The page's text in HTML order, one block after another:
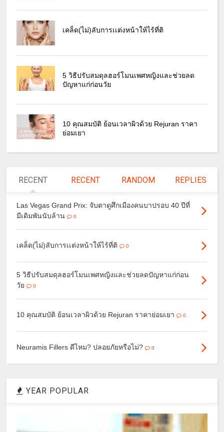
เคล็ด(ไม่)ลับการเเต่งหน้าให้ไร้ที่ติ
5 วิธีปรับสมดุลฮอร์โมนเพศหญิงและช่วยลด
ปัญหาแก่ก่อนวัย
10 คุณสมบัติ ย้อนเวลาผิวด้วย Rejuran ราคา
ย่อมเยา
RECENT RECENT RANDOM REPLIES
Las Vegas Grand Prix: จับตาดูศึกเมืองคนบาปรอบ 40 ปีที่
มีเดิมพันนับล้าน
0
เคล็ด(ไม่)ลับการเเต่งหน้าให้ไร้ที่ติ 0
5 วิธีปรับสมดุลฮอร์โมนเพศหญิงและช่วยลดปัญหาแก่ก่อน
วัย
0
10 คุณสมบัติ ย้อนเวลาผิวด้วย Rejuran ราคาย่อมเยา 0
Neuramis Fillers ดีไหม? ปลอยภัยหรือไม่? 0
YEAR POPULAR